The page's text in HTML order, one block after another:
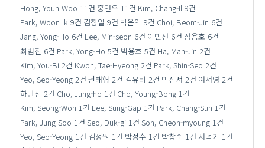
Hong, Youn Woo 11건 홍연우 11건 Kim, Chang-Il 9건
Park, Woon Ik 9건 김창일 9건 박운익 9건 Choi, Beom-Jin 6건
Jang, Yong-Ho 6건 Lee, Min-seon 6건 이민선 6건 장용호 6건
최범진 6건 Park, Yong-Ho 5건 박용호 5건 Ha, Man-Jin 2건
Kim, You-Bi 2건 Kwon, Tae-Hyeong 2건 Park, Shin-Seo 2건
Yeo, Seo-Yeong 2건 권태형 2건 김유비 2건 박신서 2건 여서영 2건
하만진 2건 Cho, Jung-ho 1건 Cho, Young-Bong 1건
Kim, Seong-Won 1건 Lee, Sung-Gap 1건 Park, Chang-Sun 1건
Park, Jung Soo 1건 Seo, Duk-gi 1건 Son, Cheon-myoung 1건
Yeo, Seo-Yeong 1건 김성원 1건 박정수 1건 박창순 1건 서덕기 1건
여서영 Son, Cheon-myoung
Kim, You-Bi